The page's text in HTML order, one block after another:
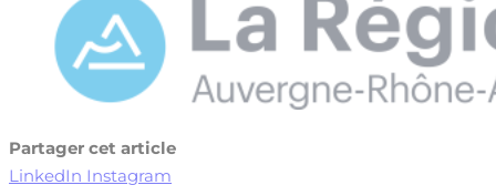
Partager cet article
LinkedIn Instagram